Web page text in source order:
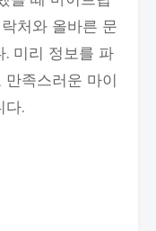
처와 올바른 문
미리 정보를 파
족스러운 마이
다.